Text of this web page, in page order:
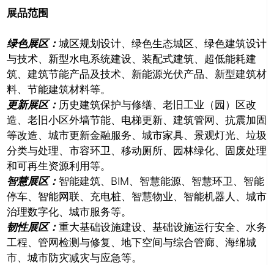
展品范围
绿色展区： 城区规划设计、绿色生态城区、绿色建筑设计
与技术、新型水电系统建设、装配式建筑、超低能耗建
筑、建筑节能产品及技术、新能源光伏产品、新型建筑材
料、节能建筑材料等。
更新展区： 历史建筑保护与修缮、老旧工业（园）区改
造、老旧小区外墙节能、电梯更新、建筑管网、抗震加固
等改造、城市更新金融服务、城市家具、景观灯光、垃圾
分类与处理、市容环卫、移动厕所、园林绿化、固废处理
和可再生资源利用等。
智慧展区： 智能建筑、BIM、智慧能源、智慧环卫、智能
停车、智能网联、充电桩、智慧物业、智能机器人、城市
治理数字化、城市服务等。
韧性展区： 重大基础设施建设、基础设施运行安全、水务
工程、管网检测与修复、地下空间与综合管廊、海绵城
市、城市防灾减灾与应急等。
推广链接：